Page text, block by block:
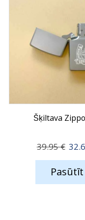
Šķiltava
39.95€
was:
Pasūtīt